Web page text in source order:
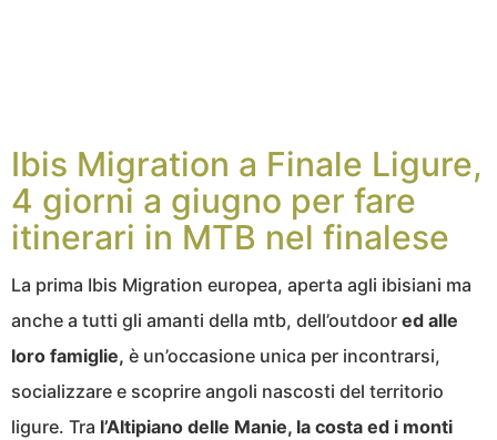
Ibis Migration a Finale Ligure,
4 giorni a giugno per fare
itinerari in MTB nel finalese
La prima Ibis Migration europea, aperta agli ibisiani ma
anche a tutti gli amanti della mtb, dell’outdoor ed alle
loro famiglie, è un’occasione unica per incontrarsi,
socializzare e scoprire angoli nascosti del territorio
ligure. Tra l’Altipiano delle Manie, la costa ed i monti